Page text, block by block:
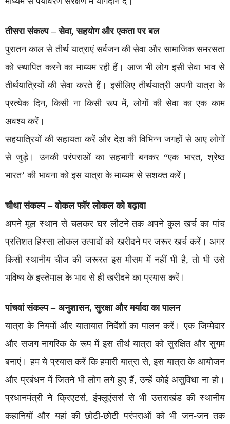
तीसरा संकल्प – सेवा, सहयोग और एकता पर बल
पुरातन काल से तीर्थ यात्राएं सर्वजन की सेवा और सामाजिक समरसता
को स्थापित करने का माध्यम रही हैं। आज भी लोग इसी सेवा भाव से
तीर्थयात्रियों की सेवा करते हैं। इसीलिए तीर्थयात्री अपनी यात्रा के
प्रत्येक दिन, किसी ना किसी रूप में, लोगों की सेवा का एक काम
अवश्य करें।
सहयात्रियों की सहायता करें और देश की विभिन्न जगहों से आए लोगों
से जुड़े। उनकी परंपराओं का सहभागी बनकर “एक भारत, श्रेष्ठ
भारत’ की भावना को इस यात्रा के माध्यम से सशक्त करें।
चौथा संकल्प – वोकल फॉर लोकल को बढ़ावा
अपने मूल स्थान से चलकर घर लौटने तक अपने कुल खर्च का पांच
प्रतिशत हिस्सा लोकल उत्पादों को खरीदने पर जरूर खर्च करें। अगर
किसी स्थानीय चीज की जरूरत इस मौसम में नहीं भी है, तो भी उसे
भविष्य के इस्तेमाल के भाव से ही खरीदने का प्रयास करें।
पांचवां संकल्प – अनुशासन, सुरक्षा और मर्यादा का पालन
यात्रा के नियमों और यातायात निर्देशों का पालन करें। एक जिम्मेदार
और सजग नागरिक के रूप में इस तीर्थ यात्रा को सुरक्षित और सुगम
बनाएं। हम ये प्रयास करें कि हमारी यात्रा से, इस यात्रा के आयोजन
और प्रबंधन में जितने भी लोग लगे हुए हैं, उन्हें कोई असुविधा ना हो।
प्रधानमंत्री ने क्रिएटर्स, इंफ्लूएंसर्स से भी उत्तराखंड की स्थानीय
कहानियों और यहां की छोटी-छोटी परंपराओं को भी जन-जन तक